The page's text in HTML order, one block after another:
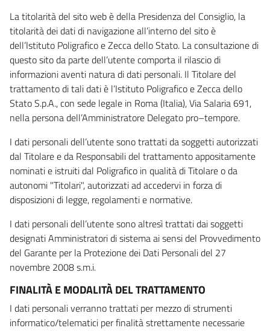
La titolarità del sito web è della Presidenza del Consiglio, la
titolarità dei dati di navigazione all’interno del sito è
dell’Istituto Poligrafico e Zecca dello Stato. La consultazione di
questo sito da parte dell’utente comporta il rilascio di
informazioni aventi natura di dati personali. Il Titolare del
trattamento di tali dati è l’Istituto Poligrafico e Zecca dello
Stato S.p.A., con sede legale in Roma (Italia), Via Salaria 691,
nella persona dell’Amministratore Delegato pro–tempore.
I dati personali dell’utente sono trattati da soggetti autorizzati
dal Titolare e da Responsabili del trattamento appositamente
nominati e istruiti dal Poligrafico in qualità di Titolare o da
autonomi "Titolari", autorizzati ad accedervi in forza di
disposizioni di legge, regolamenti e normative.
I dati personali dell’utente sono altresì trattati dai soggetti
designati Amministratori di sistema ai sensi del Provvedimento
del Garante per la Protezione dei Dati Personali del 27
novembre 2008 s.m.i.
FINALITÀ E MODALITÀ DEL TRATTAMENTO
I dati personali verranno trattati per mezzo di strumenti
informatico/telematici per finalità strettamente necessarie